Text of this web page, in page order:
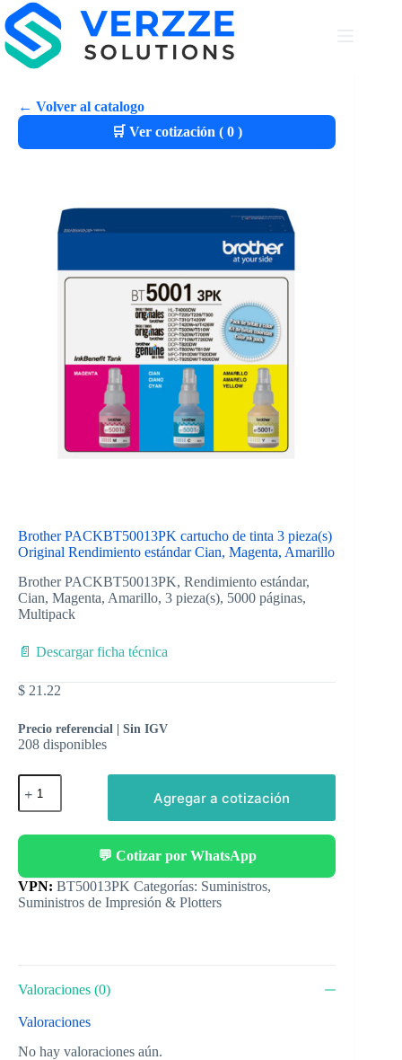
← Volver al catalogo
🛒 Ver cotización ( 0)
Brother PACKBT50013PK cartucho de tinta 3 pieza(s)
Original Rendimiento estándar Cian, Magenta, Amarillo
Brother PACKBT50013PK, Rendimiento estándar,
Cian, Magenta, Amarillo, 3 pieza(s), 5000 páginas,
Multipack
📄 Descargar ficha técnica
$ 21.22
Precio referencial | Sin IGV
208 disponibles
Agregar a cotización
💬 Cotizar por WhatsApp
Categorías: Suministros,
Suministros de Impresión & Plotters
Valoraciones (0)
Valoraciones
No hay valoraciones aún.